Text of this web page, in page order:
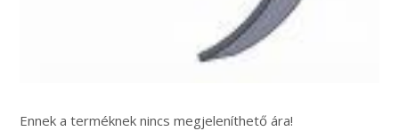
Ennek a terméknek nincs megjeleníthető ára!